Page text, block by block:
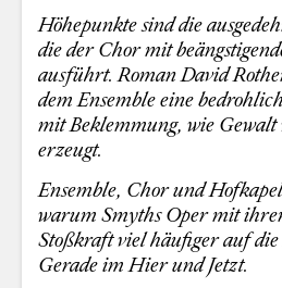
Höhepunkte sind die
die der Chor mit
ausführt. Roman David
dem Ensemble eine
mit Beklemmung, wie
erzeugt.
Ensemble, Chor und
warum Smyths Oper mit
Stoßkraft viel häufiger auf die
Gerade im Hier und Jetzt.